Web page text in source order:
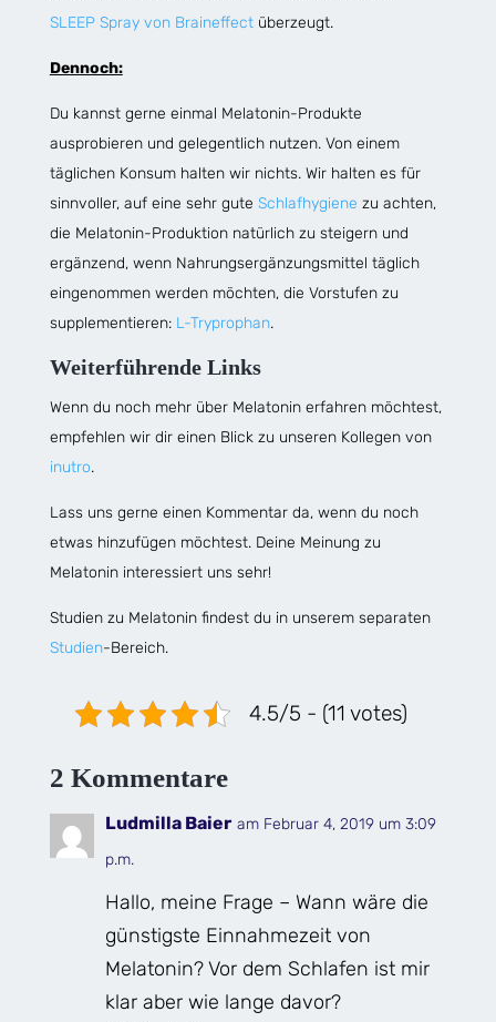
SLEEP Spray von Braineffectüberzeugt.
Dennoch:
Du kannst gerne einmal Melatonin-Produkte
ausprobieren und gelegentlich nutzen. Von einem
täglichen Konsum halten wir nichts. Wir halten es für
sinnvoller, auf eine sehr gute Schlafhygiene zu achten,
die Melatonin-Produktion natürlich zu steigern und
ergänzend, wenn Nahrungsergänzungsmittel täglich
eingenommen werden möchten, die Vorstufen zu
supplementieren: L-Tryprophan.
Weiterführende Links
Wenn du noch mehr über Melatonin erfahren möchtest,
empfehlen wir dir einen Blick zu unseren Kollegen von
inutro.
Lass uns gerne einen Kommentar da, wenn du noch
etwas hinzufügen möchtest. Deine Meinung zu
Melatonin interessiert uns sehr!
Studien zu Melatonin findest du in unserem separaten
Studien-Bereich.
4.5/5 - (11 votes)
2 Kommentare
Ludmilla Baier am Februar 4, 2019 um 3:09
p.m.
Hallo, meine Frage – Wann wäre die
günstigste Einnahmezeit von
Melatonin? Vor dem Schlafen ist mir
klar aber wie lange davor?